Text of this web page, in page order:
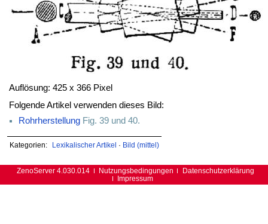
Auflösung: 425 x 366 Pixel
Folgende Artikel verwenden dieses Bild:
Rohrherstellung Fig. 39 und 40.
Kategorien: Lexikalischer Artikel · Bild (mittel)
ZenoServer 4.030.014 Nutzungsbedingungen
Datenschutzerklärung
Impressum